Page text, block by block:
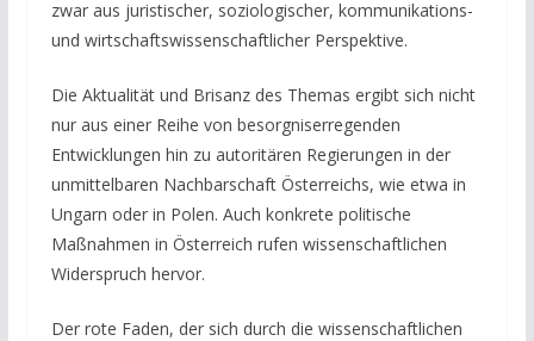
zwar aus juristischer, soziologischer, kommunikations-
und wirtschaftswissenschaftlicher Perspektive.
Die Aktualität und Brisanz des Themas ergibt sich nicht
nur aus einer Reihe von besorgniserregenden
Entwicklungen hin zu autoritären Regierungen in der
unmittelbaren Nachbarschaft Österreichs, wie etwa in
Ungarn oder in Polen. Auch konkrete politische
Maßnahmen in Österreich rufen wissenschaftlichen
Widerspruch hervor.
Der rote Faden, der sich durch die wissenschaftlichen